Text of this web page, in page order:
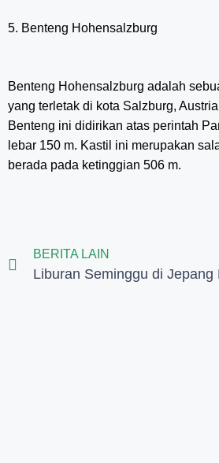
5. Benteng Hohensalzburg
Benteng Hohensalzburg adalah
yang terletak di kota Salzburg,
Benteng ini didirikan atas perintah
lebar 150 m. Kastil ini merupakan
berada pada ketinggian 506 m.
BERITA LAIN